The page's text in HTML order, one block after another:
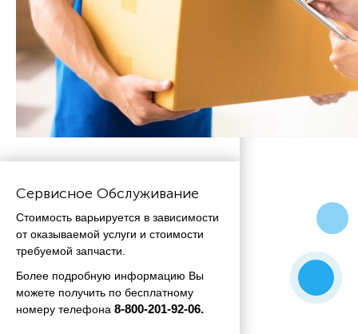
Сервисное Обслуживание
Стоимость варьируется в зависимости
от оказываемой услуги и стоимости
требуемой запчасти.
Более подробную информацию Вы
можете получить по бесплатному
номеру телефона 8-800-201-92-06.